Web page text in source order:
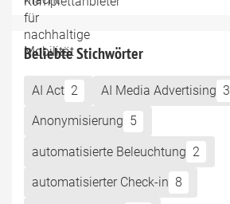
Beliebte Stichwörter
AI Act 2 AI Media Advertising 3
Anonymisierung 5
automatisierte Beleuchtung 2
automatisierter Check-in 8